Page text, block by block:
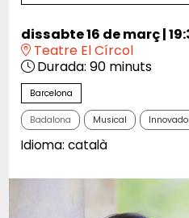
dissabte 16 de març|
Teatre El Círcol
Durada: 90 minuts
Barcelona
Badalona Musical
Idioma: català